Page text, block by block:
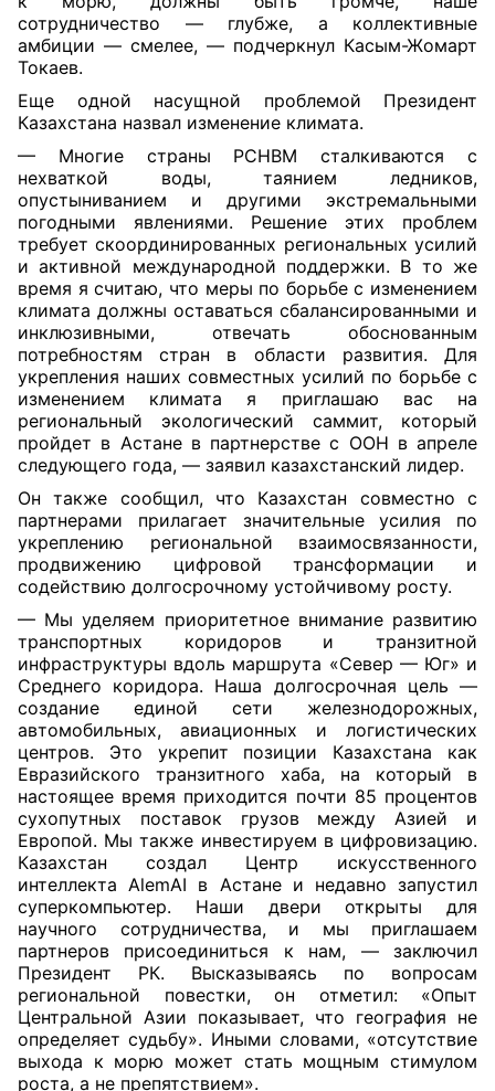
сотрудничество — глубже, а коллективные
амбиции — смелее, — подчеркнул Касым-Жомарт
Токаев.
Еще одной насущной проблемой Президент
Казахстана назвал изменение климата.
— Многие страны РСНВМ сталкиваются с
нехваткой воды, таянием ледников,
опустыниванием и другими экстремальными
погодными явлениями. Решение этих проблем
требует скоординированных региональных усилий
и активной международной поддержки. В то же
время я считаю, что меры по борьбе с изменением
климата должны оставаться сбалансированными и
инклюзивными, отвечать обоснованным
потребностям стран в области развития. Для
укрепления наших совместных усилий по борьбе с
изменением климата я приглашаю вас на
региональный экологический саммит, который
пройдет в Астане в партнерстве с ООН в апреле
следующего года, — заявил казахстанский лидер.
Он также сообщил, что Казахстан совместно с
партнерами прилагает значительные усилия по
укреплению региональной взаимосвязанности,
продвижению цифровой трансформации и
содействию долгосрочному устойчивому росту.
— Мы уделяем приоритетное внимание развитию
транспортных коридоров и транзитной
инфраструктуры вдоль маршрута «Север — Юг» и
Среднего коридора. Наша долгосрочная цель —
создание единой сети железнодорожных,
автомобильных, авиационных и логистических
центров. Это укрепит позиции Казахстана как
Евразийского транзитного хаба, на который в
настоящее время приходится почти 85 процентов
сухопутных поставок грузов между Азией и
Европой. Мы также инвестируем в цифровизацию.
Казахстан создал Центр искусственного
интеллекта AlemAI в Астане и недавно запустил
суперкомпьютер. Наши двери открыты для
научного сотрудничества, и мы приглашаем
партнеров присоединиться к нам, — заключил
Президент РК. Высказываясь по вопросам
региональной повестки, он отметил: «Опыт
Центральной Азии показывает, что география не
определяет судьбу». Иными словами, «отсутствие
выхода к морю может стать мощным стимулом
роста, а не препятствием».